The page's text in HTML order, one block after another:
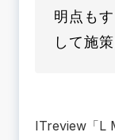
明点も
して施
引
ITreview「L